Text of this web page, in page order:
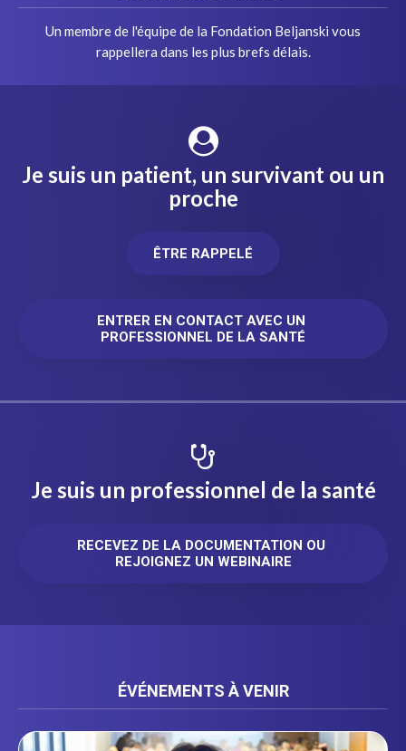
Un membre de l'équipe de la Fondation Beljanski vous
rappellera dans les plus brefs délais.
Je suis un patient, un survivant ou un
proche
ÊTRE RAPPELÉ
ENTRER EN CONTACT AVEC UN
PROFESSIONNEL DE LA SANTÉ
Je suis un professionnel de la santé
RECEVEZ DE LA DOCUMENTATION OU
REJOIGNEZ UN WEBINAIRE
ÉVÉNEMENTS À VENIR